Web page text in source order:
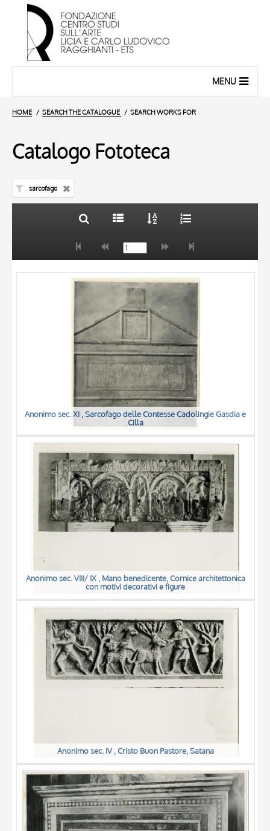
MENU
HOME SEARCH THE CATALOGUE SEARCH WORKS FOR
Catalogo Fototeca
sarcofago
AUTHOR
OBJECT
LOCATION
20 RESULTS
Anonimo sec. XI , Sarcofago delle Contesse Cadolingie Gasdia e
Cilla
Anonimo sec. VIII/ IX , Mano benedicente, Cornice architettonica
con motivi decorativi e figure
Anonimo sec. IV , Cristo Buon Pastore, Satana